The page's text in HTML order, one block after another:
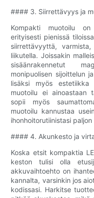
#### 3. Siirrettävyys ja
Kompakti muotoilu on
erityisesti pienissä
siirrettävyyttä,
liikutella. Joissakin
sisäänrakennetut
monipuolisen sijoittelun
lisäksi myös
muotoilu ei ainoastaan
sopii myös
muotoilu kannustaa
ihonhoitorutiinistasi
#### 4. Akunkesto ja
Koska etsit kompaktia
keston tulisi olla
akkuvaihtoehto on
kannalta, varsinkin jos
kodissasi. Harkitse